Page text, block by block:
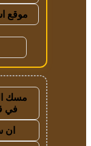
موقع
مسك
في
ان